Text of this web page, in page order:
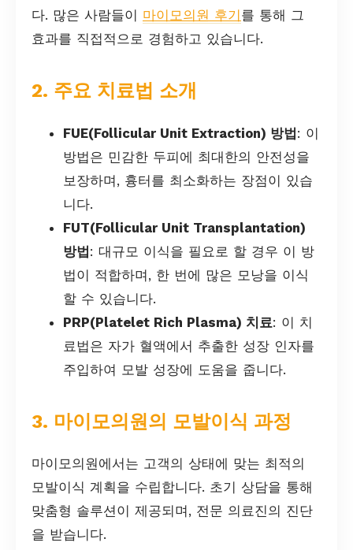
다. 많은 사람들이 마이모의원 후기를 통해 그
효과를 직접적으로 경험하고 있습니다.
2. 주요 치료법 소개
FUE(Follicular Unit Extraction) 방법: 이
방법은 민감한 두피에 최대한의 안전성을
보장하며, 흉터를 최소화하는 장점이 있습
니다.
FUT(Follicular Unit Transplantation)
방법: 대규모 이식을 필요로 할 경우 이 방
법이 적합하며, 한 번에 많은 모낭을 이식
할 수 있습니다.
PRP(Platelet Rich Plasma) 치료: 이 치
료법은 자가 혈액에서 추출한 성장 인자를
주입하여 모발 성장에 도움을 줍니다.
3. 마이모의원의 모발이식 과정
마이모의원에서는 고객의 상태에 맞는 최적의
모발이식 계획을 수립합니다. 초기 상담을 통해
맞춤형 솔루션이 제공되며, 전문 의료진의 진단
을 받습니다.